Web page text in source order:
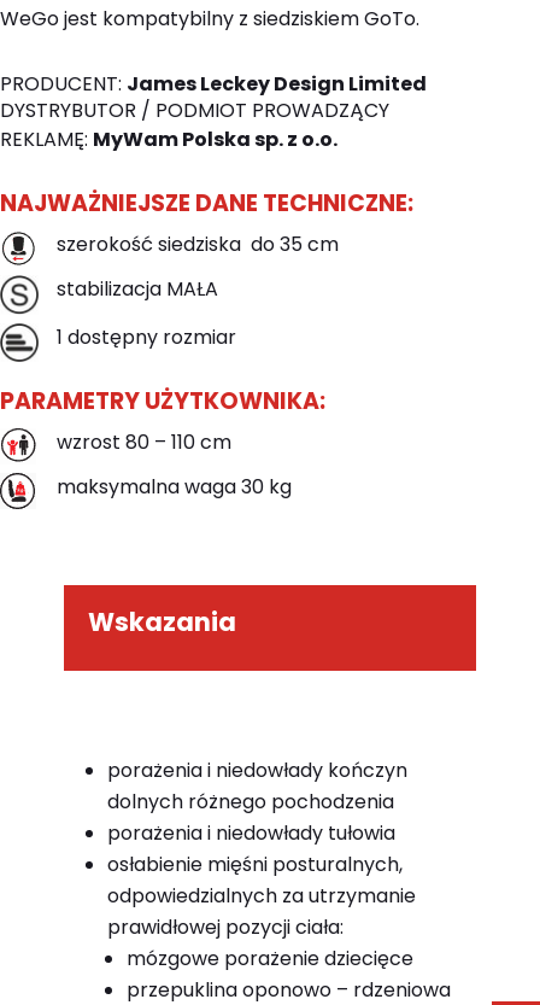
WeGo jest kompatybilny z siedziskiem GoTo.
PRODUCENT: James Leckey Design Limited
DYSTRYBUTOR / PODMIOT PROWADZĄCY
REKLAMĘ: MyWam Polska sp. z o.o.
NAJWAŻNIEJSZE DANE TECHNICZNE:
szerokość siedziska do 35 cm
stabilizacja MAŁA
1 dostępny rozmiar
PARAMETRY UŻYTKOWNIKA:
wzrost 80 – 110 cm
maksymalna waga 30 kg
Wskazania
porażenia i niedowłady kończyn
dolnych różnego pochodzenia
porażenia i niedowłady tułowia
osłabienie mięśni posturalnych,
odpowiedzialnych za utrzymanie
prawidłowej pozycji ciała:
mózgowe porażenie dziecięce
przepuklina oponowo – rdzeniowa